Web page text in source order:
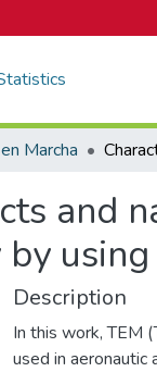
Marcha
and
Description
In this work, TEM
used in